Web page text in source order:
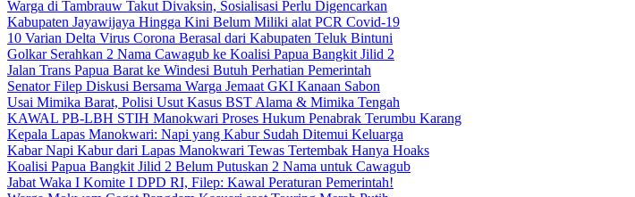
Warga di Tambrauw Takut Divaksin, Sosialisasi Perlu Digencarkan
Kabupaten Jayawijaya Hingga Kini Belum Miliki alat PCR Covid-19
10 Varian Delta Virus Corona Berasal dari Kabupaten Teluk Bintuni
Golkar Serahkan 2 Nama Cawagub ke Koalisi Papua Bangkit Jilid 2
Jalan Trans Papua Barat ke Windesi Butuh Perhatian Pemerintah
Senator Filep Diskusi Bersama Warga Jemaat GKI Kanaan Sabon
Usai Mimika Barat, Polisi Usut Kasus BST Alama & Mimika Tengah
KAWAL PB-LBH STIH Manokwari Proses Hukum Penabrak Terumbu Karang
Kepala Lapas Manokwari: Napi yang Kabur Sudah Ditemui Keluarga
Kabar Napi Kabur dari Lapas Manokwari Tewas Tertembak Hanya Hoaks
Koalisi Papua Bangkit Jilid 2 Belum Putuskan 2 Nama untuk Cawagub
Jabat Waka I Komite I DPD RI, Filep: Kawal Peraturan Pemerintah!